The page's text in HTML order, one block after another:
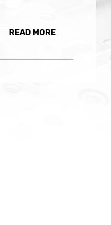
READ MORE